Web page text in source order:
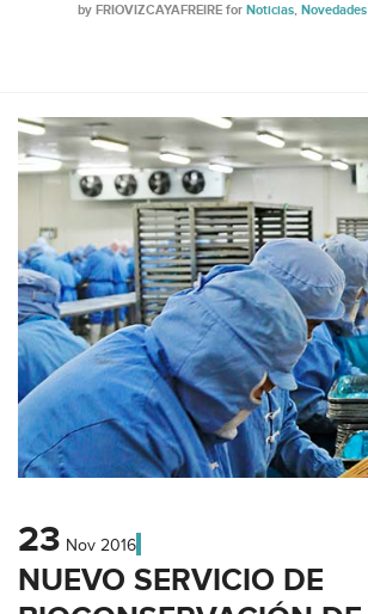
by FRIOVIZCAYAFREIRE for Noticias, Novedades
23 Nov 2016
NUEVO SERVICIO DE